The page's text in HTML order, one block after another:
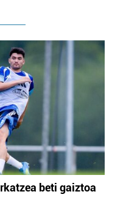
beti gaiztoa